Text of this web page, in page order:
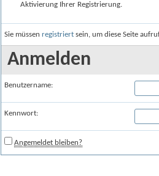
Aktivierung Ihrer Registrierung.
Sie müssen registriert sein, um diese Seite
Anmelden
Benutzername:
Kennwort:
Angemeldet bleiben?